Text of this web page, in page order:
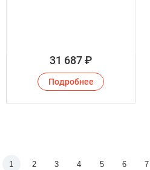
31 687₽
Подробнее
1 2 3 4 5 6 7